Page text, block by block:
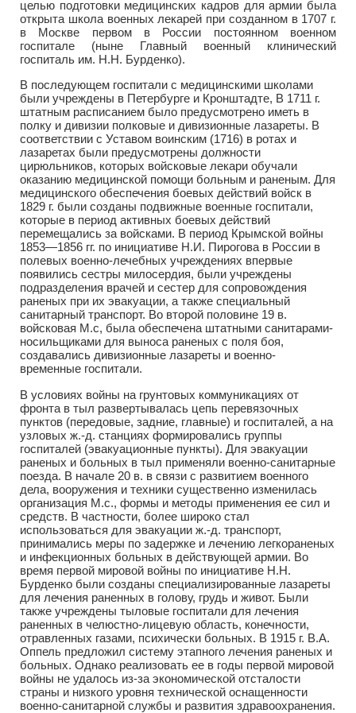
целью подготовки медицинских кадров для армии была
открыта школа военных лекарей при созданном в 1707 г.
в Москве первом в России постоянном военном
госпитале (ныне Главный военный клинический
госпиталь им. Н.Н. Бурденко).
В последующем госпитали с медицинскими школами
были учреждены в Петербурге и Кронштадте, В 1711 г.
штатным расписанием было предусмотрено иметь в
полку и дивизии полковые и дивизионные лазареты. В
соответствии с Уставом воинским (1716) в ротах и
лазаретах были предусмотрены должности
цирюльников, которых войсковые лекари обучали
оказанию медицинской помощи больным и раненым. Для
медицинского обеспечения боевых действий войск в
1829 г. были созданы подвижные военные госпитали,
которые в период активных боевых действий
перемещались за войсками. В период Крымской войны
1853—1856 гг. по инициативе Н.И. Пирогова в России в
полевых военно-лечебных учреждениях впервые
появились сестры милосердия, были учреждены
подразделения врачей и сестер для сопровождения
раненых при их эвакуации, а также специальный
санитарный транспорт. Во второй половине 19 в.
войсковая М.с, была обеспечена штатными санитарами-
носильщиками для выноса раненых с поля боя,
создавались дивизионные лазареты и военно-
временные госпитали.
В условиях войны на грунтовых коммуникациях от
фронта в тыл развертывалась цепь перевязочных
пунктов (передовые, задние, главные) и госпиталей, а на
узловых ж.-д. станциях формировались группы
госпиталей (эвакуационные пункты). Для эвакуации
раненых и больных в тыл применяли военно-санитарные
поезда. В начале 20 в. в связи с развитием военного
дела, вооружения и техники существенно изменилась
организация М.с., формы и методы применения ее сил и
средств. В частности, более широко стал
использоваться для эвакуации ж.-д. транспорт,
принимались меры по задержке и лечению легкораненых
и инфекционных больных в действующей армии. Во
время первой мировой войны по инициативе Н.Н.
Бурденко были созданы специализированные лазареты
для лечения раненных в голову, грудь и живот. Были
также учреждены тыловые госпитали для лечения
раненных в челюстно-лицевую область, конечности,
отравленных газами, психически больных. В 1915 г. В.А.
Оппель предложил систему этапного лечения раненых и
больных. Однако реализовать ее в годы первой мировой
войны не удалось из-за экономической отсталости
страны и низкого уровня технической оснащенности
военно-санитарной службы и развития здравоохранения.